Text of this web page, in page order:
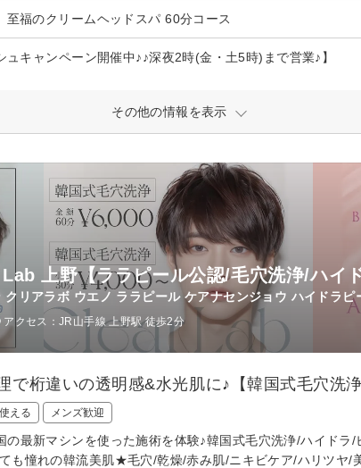
至福のクリームヘッドスパ 60分コース
ュキャンペーン開催中♪♪深夜2時(金・土5時)まで営業♪】
その他の情報を表示
上野【ララピール公認/毛穴洗浄/ハイ
リアラボ ウエノ ララピール ケアナセンジョウ ハイドラピ
アクセス：JR山手線 上野駅 徒歩2分
で桁違いの透明感&水光肌に♪【韓国式毛穴洗
える メンズ歓迎
の最新マシンを使った施術を体験♪韓国式毛穴洗浄/ハイド
も憧れの韓流美肌★毛穴/乾燥/赤み肌/ニキビケア/ハリツヤ/